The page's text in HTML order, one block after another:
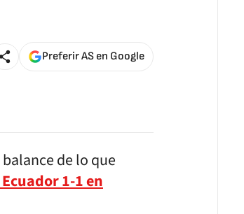
Preferir AS en Google
de lo que
1-1 en